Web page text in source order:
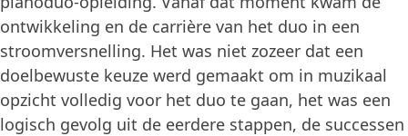
ontwikkeling en de carrière van het duo in een
stroomversnelling. Het was niet zozeer dat een
doelbewuste keuze werd gemaakt om in muzikaal
opzicht volledig voor het duo te gaan, het was een
logisch gevolg uit de eerdere stappen, de successen